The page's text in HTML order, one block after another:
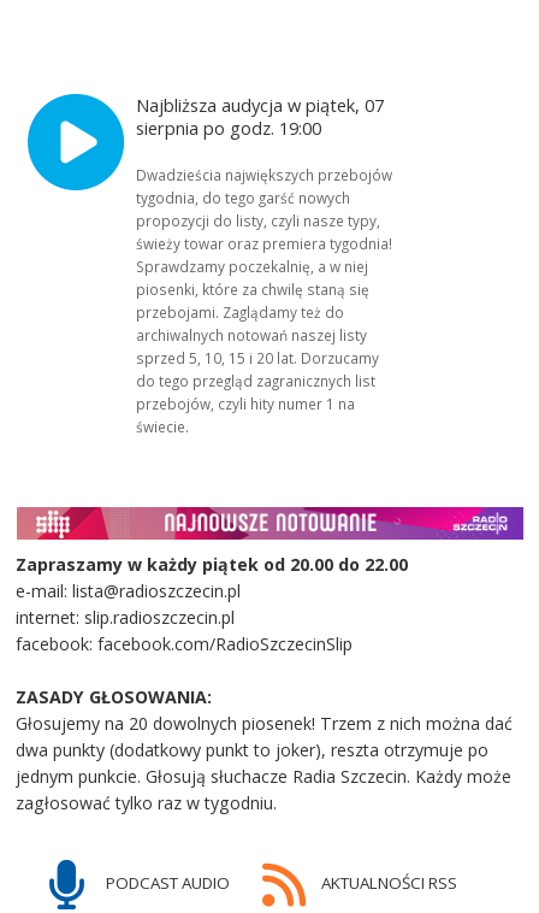
Najbliższa audycja w piątek, 07
sierpnia po godz. 19:00
Dwadzieścia największych przebojów
tygodnia, do tego garść nowych
propozycji do listy, czyli nasze typy,
świeży towar oraz premiera tygodnia!
Sprawdzamy poczekalnię, a w niej
piosenki, które za chwilę staną się
przebojami. Zaglądamy też do
archiwalnych notowań naszej listy
sprzed 5, 10, 15 i 20 lat. Dorzucamy
do tego przegląd zagranicznych list
przebojów, czyli hity numer 1 na
świecie.
Zapraszamy w każdy piątek od 20.00 do 22.00
e-mail: lista@radioszczecin.pl
internet: slip.radioszczecin.pl
facebook: facebook.com/RadioSzczecinSlip
ZASADY GŁOSOWANIA:
Głosujemy na 20 dowolnych piosenek! Trzem z nich można dać
dwa punkty (dodatkowy punkt to joker), reszta otrzymuje po
jednym punkcie. Głosują słuchacze Radia Szczecin. Każdy może
zagłosować tylko raz w tygodniu.
PODCAST AUDIO AKTUALNOŚCI RSS